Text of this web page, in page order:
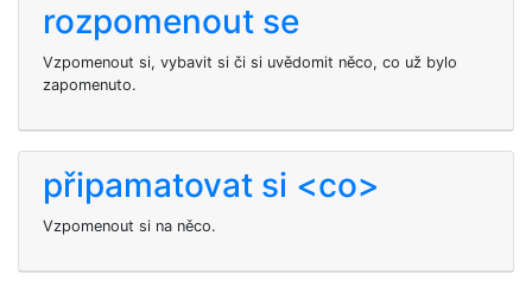
rozpomenout se
Vzpomenout si, vybavit si či si uvědomit něco, co už bylo
zapomenuto.
připamatovat si <co>
Vzpomenout si na něco.